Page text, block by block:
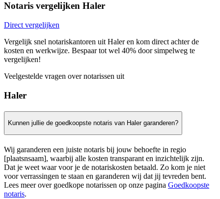
Notaris vergelijken Haler
Direct vergelijken
Vergelijk snel notariskantoren uit Haler en kom direct achter de
kosten en werkwijze. Bespaar tot wel 40% door simpelweg te
vergelijken!
Veelgestelde vragen over notarissen uit
Haler
Kunnen jullie de goedkoopste notaris van Haler garanderen?
Wij garanderen een juiste notaris bij jouw behoefte in regio
[plaatsnsaam], waarbij alle kosten transparant en inzichtelijk zijn.
Dat je weet waar voor je de notariskosten betaald. Zo kom je niet
voor verrassingen te staan en garanderen wij dat jij tevreden bent.
Lees meer over goedkope notarissen op onze pagina Goedkoopste
notaris.